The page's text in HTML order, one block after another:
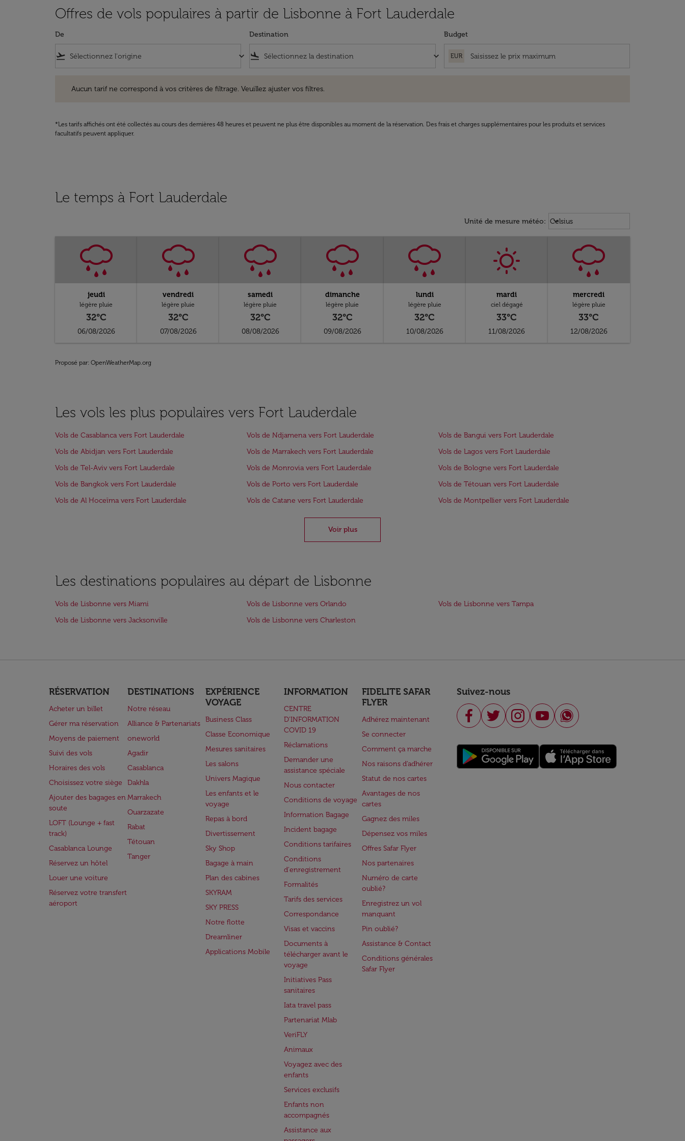
Offres de vols populaires à partir de Lisbonne à Fort Lauderdale
De
flight_takeoff keyboard_arrow_down
Destination
flight_land keyboard_arrow_down
Budget
EUR
Aucun tarif ne correspond à vos critères de filtrage. Veuillez ajuster vos filtres.
*Les tarifs affichés ont été collectés au cours des dernières 48 heures et peuvent ne plus être disponibles au moment de la réservation. Des frais et charges supplémentaires pour les produits et services
facultatifs peuvent appliquer.
Le temps à Fort Lauderdale
Unité de mesure météo: Weather unit option Celsius
Celsius
keyboard_arrow_down
jeudi
légère pluie
32°C
06/08/2026
vendredi
légère pluie
32°C
07/08/2026
samedi
légère pluie
32°C
08/08/2026
dimanche
légère pluie
32°C
09/08/2026
lundi
légère pluie
32°C
10/08/2026
mardi
ciel dégagé
33°C
11/08/2026
mercredi
légère pluie
33°C
12/08/2026
Proposé par: OpenWeatherMap.org
Les vols les plus populaires vers Fort Lauderdale
Vols de Casablanca vers Fort Lauderdale Vols de Ndjamena vers Fort Lauderdale
Vols de Bangui vers Fort Lauderdale
Vols de Abidjan vers Fort Lauderdale
Vols de Marrakech vers Fort Lauderdale
Vols de Lagos vers Fort Lauderdale
Vols de Tel-Aviv vers Fort Lauderdale
Vols de Monrovia vers Fort Lauderdale
Vols de Bologne vers Fort Lauderdale
Vols de Bangkok vers Fort Lauderdale
Vols de Porto vers Fort Lauderdale
Vols de Tétouan vers Fort Lauderdale
Vols de Al Hoceïma vers Fort Lauderdale
Vols de Catane vers Fort Lauderdale Vols de Montpellier vers Fort Lauderdale
Voir plus
Les destinations populaires au départ de Lisbonne
Vols de Lisbonne vers Miami Vols de Lisbonne vers Orlando
Vols de Lisbonne vers Tampa
Vols de Lisbonne vers Jacksonville
Vols de Lisbonne vers Charleston
RÉSERVATION
Acheter un billet
Gérer ma réservation
Moyens de paiement
Suivi des vols
Horaires des vols
Choisissez votre siège
Ajouter des bagages en
soute
LOFT (Lounge + fast
track)
Casablanca Lounge
Réservez un hôtel
Louer une voiture
Réservez votre transfert
aéroport
DESTINATIONS
Notre réseau
Alliance & Partenariats
oneworld
Agadir
Casablanca
Dakhla
Marrakech
Ouarzazate
Rabat
Tétouan
Tanger
EXPÉRIENCE
VOYAGE
Business Class
Classe Economique
Mesures sanitaires
Les salons
Univers Magique
Les enfants et le
voyage
Repas à bord
Divertissement
Sky Shop
Bagage à main
Plan des cabines
SKYRAM
SKY PRESS
Notre flotte
Dreamliner
Applications Mobile
INFORMATION
CENTRE
D’INFORMATION
COVID 19
Réclamations
Demander une
assistance spéciale
Nous contacter
Conditions de voyage
Information Bagage
Incident bagage
Conditions tarifaires
Conditions
d'enregistrement
Formalités
Tarifs des services
Correspondance
Visas et vaccins
Documents à
télécharger avant le
voyage
Initiatives Pass
sanitaires
Iata travel pass
Partenariat Mlab
VeriFLY
Animaux
Voyagez avec des
enfants
Services exclusifs
Enfants non
accompagnés
Assistance aux
FIDELITE SAFAR
FLYER
Adhérez maintenant
Se connecter
Comment ça marche
Nos raisons d'adhérer
Statut de nos cartes
Avantages de nos
cartes
Gagnez des miles
Dépensez vos miles
Offres Safar Flyer
Nos partenaires
Numéro de carte
oublié?
Enregistrez un vol
manquant
Pin oublié?
Assistance & Contact
Conditions générales
Safar Flyer
Suivez-nous